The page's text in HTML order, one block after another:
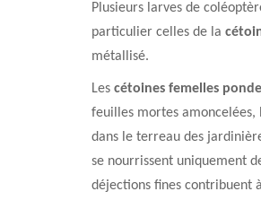
Plusieurs larves de
particulier celles de la
métallisé.
Les cétoines femelles
feuilles mortes
dans le terreau des
se nourrissent uniquement
déjections fines contribuent